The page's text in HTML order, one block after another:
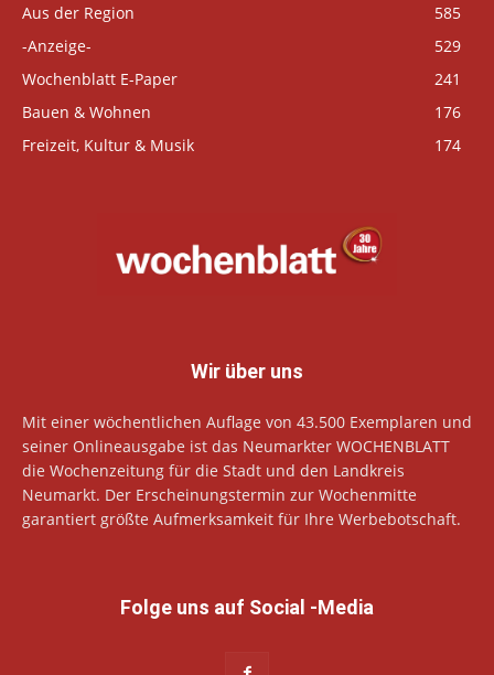
Aus der Region
585
-Anzeige-
529
Wochenblatt E-Paper
241
Bauen & Wohnen
176
Freizeit, Kultur & Musik
174
Wir über uns
Mit einer wöchentlichen Auflage von 43.500 Exemplaren und
seiner Onlineausgabe ist das Neumarkter WOCHENBLATT
die Wochenzeitung für die Stadt und den Landkreis
Neumarkt. Der Erscheinungstermin zur Wochenmitte
garantiert größte Aufmerksamkeit für Ihre Werbebotschaft.
Folge uns auf Social -Media